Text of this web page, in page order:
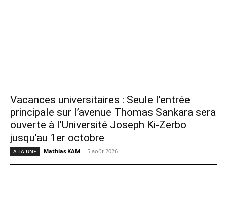
Vacances universitaires : Seule l’entrée
principale sur l’avenue Thomas Sankara sera
ouverte à l’Université Joseph Ki-Zerbo
jusqu’au 1er octobre
A LA UNE Mathias KAM - 5 août 2026